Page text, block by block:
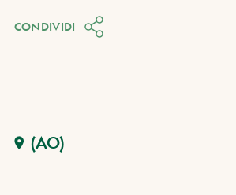
CONDIVIDI
(AO)